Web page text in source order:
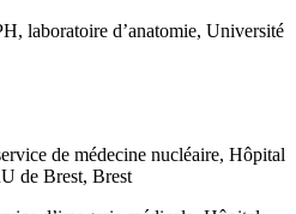
laboratoire d’anatomie, Université
de médecine nucléaire, Hôpital
de Brest, Brest